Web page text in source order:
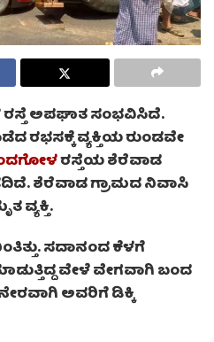
ರಸ್ತೆ ಅಪಘಾತ ಸಂಭವಿಸಿದೆ.
ರಭಸಕ್ಕೆ ವ್ಯಕ್ತಿಯ ರುಂಡವೇ
ರಸ್ತೆಯ ಶೆರೆವಾಡ
ಶೆರೆವಾಡ ಗ್ರಾಮದ ನಿವಾಸಿ
ವ್ಯಕ್ತಿ.
ಸದಾನಂದ ಕೆಳಗೆ
ವೇಳೆ ವೇಗವಾಗಿ ಬಂದ
ಅವರಿಗೆ ಡಿಕ್ಕಿ